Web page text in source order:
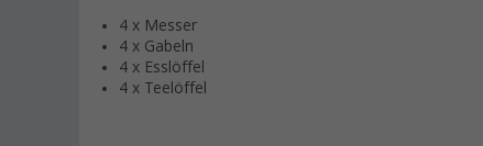
4 x Messer
4 x Gabeln
4 x Esslöffel
4 x Teelöffel